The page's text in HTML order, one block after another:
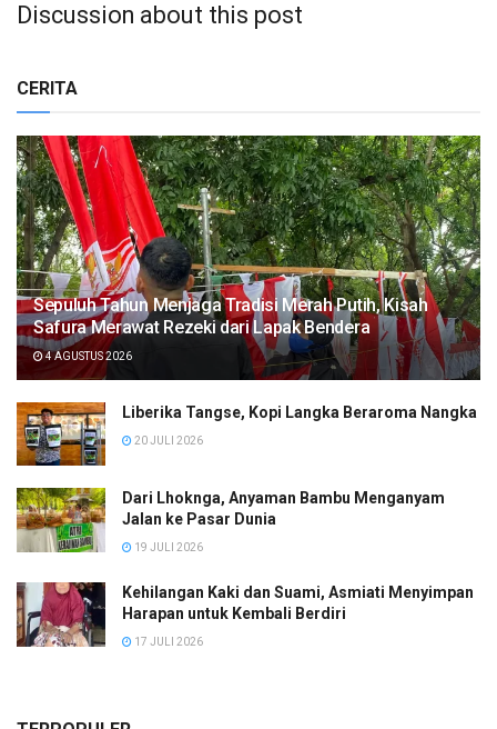
Discussion about this post
CERITA
Sepuluh Tahun Menjaga Tradisi Merah Putih, Kisah
Safura Merawat Rezeki dari Lapak Bendera
4 AGUSTUS 2026
Liberika Tangse, Kopi Langka Beraroma Nangka
20 JULI 2026
Dari Lhoknga, Anyaman Bambu Menganyam
Jalan ke Pasar Dunia
19 JULI 2026
Kehilangan Kaki dan Suami, Asmiati Menyimpan
Harapan untuk Kembali Berdiri
17 JULI 2026